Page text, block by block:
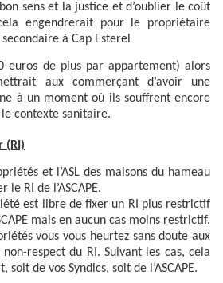
sens et la justice et d’oublier le coût
engendrerait pour le propriétaire
à Cap Esterel
euros de plus par appartement) alors
aux commerçant d’avoir une
à un moment où ils souffrent encore
contexte sanitaire.
(RI)
et l’ASL des maisons du hameau
RI de l’ASCAPE.
est libre de fixer un RI plus restrictif
mais en aucun cas moins restrictif.
vous vous heurtez sans doute aux
respect du RI. Suivant les cas, cela
soit de vos Syndics, soit de l’ASCAPE.